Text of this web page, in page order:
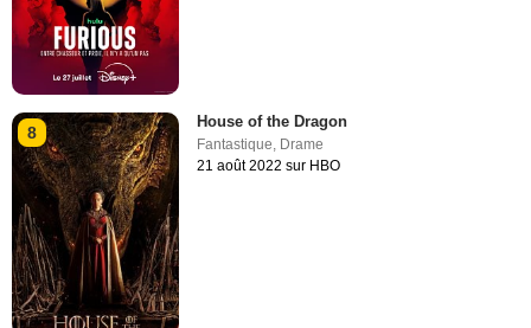
8
House of the Dragon
Fantastique, Drame
21 août 2022 sur HBO